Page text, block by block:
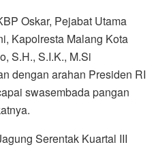
Oskar, Pejabat Utama
Kapolresta Malang Kota
S.H., S.I.K., M.Si
dengan arahan Presiden RI
swasembada pangan
Serentak Kuartal III